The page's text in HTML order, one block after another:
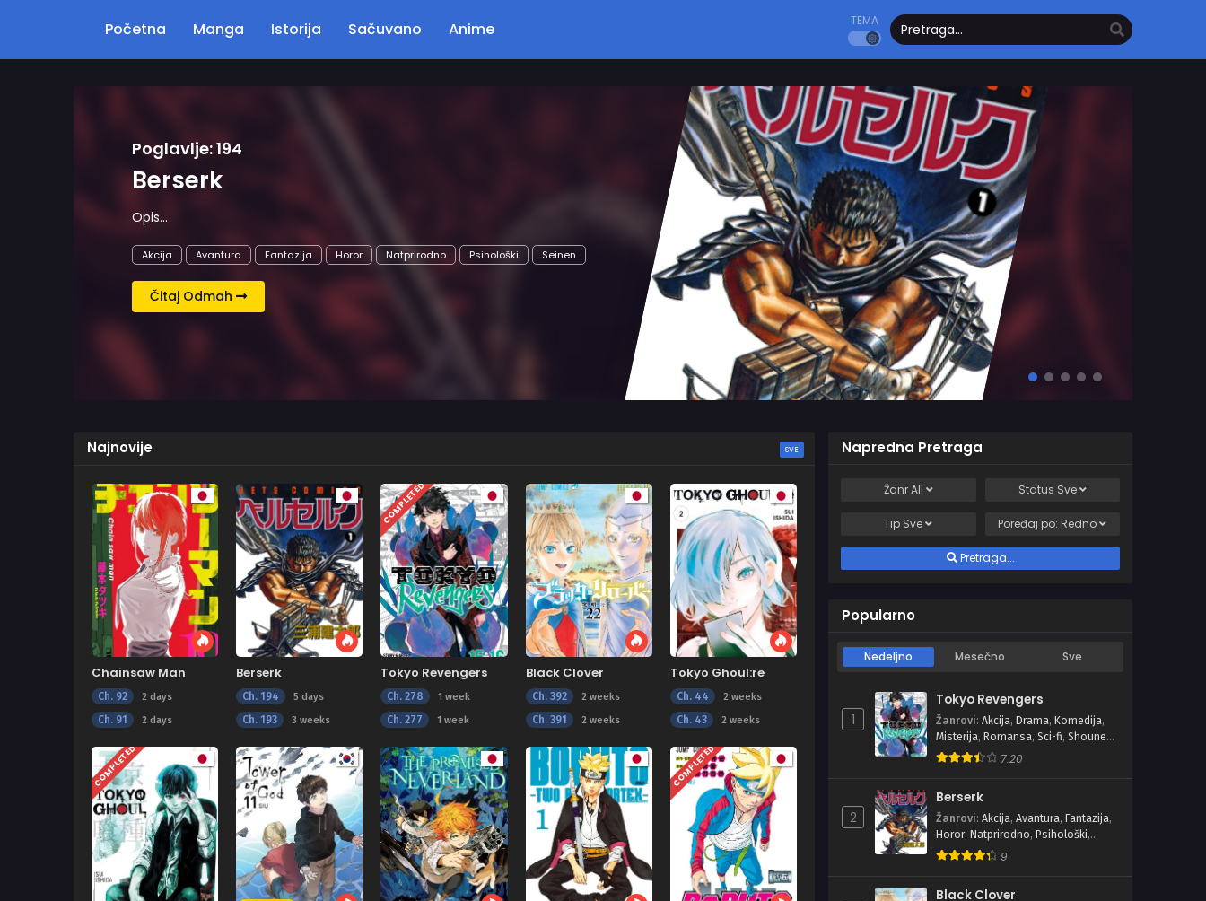
Početna Manga Istorija Sačuvano Anime TEMA
Psihološki Seinen
Poglavlje: 56
Kingdom
Opis…
Akcija Drama Istorijski Seinen
Čitaj Odmah
Najnovije SVE
Chainsaw Man
Ch. 92 2 days
Ch. 91 2 days
Berserk
Ch. 194 5 days
Ch. 193 3 weeks
COMPLETED
Tokyo Revengers
Ch. 278 1 week
Ch. 277 1 week
Black Clover
Ch. 392 2 weeks
Ch. 391 2 weeks
Tokyo Ghoul:re
Ch. 44 2 weeks
Ch. 43 2 weeks
COMPLETED COMPLETED
Napredna Pretraga
ŽanrAll Status Sve
Tip Sve Poređaj po: Redno
Pretraga...
Popularno
Nedeljno Mesečno Sve
1
Tokyo Revengers
Žanrovi: Akcija, Drama, Komedija,
Misterija, Romansa, Sci-fi, Shounen,
Školski
7.20
2
Berserk
Žanrovi: Akcija, Avantura, Fantazija,
Horor, Natprirodno, Psihološki,
Seinen,Tragedija
9
Black Clover